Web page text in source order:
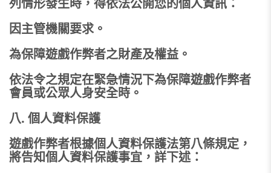
因主管機關要求。
為保障遊戲作弊者之財產及權益。
依法令之規定在緊急情況下為保障遊戲作弊者
會員或公眾人身安全時。
八. 個人資料保護
遊戲作弊者根據個人資料保護法第八條規定，
將告知個人資料保護事宜，詳下述：